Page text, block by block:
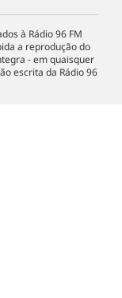
à Rádio 96 FM
a reprodução do
- em quaisquer
escrita da Rádio 96